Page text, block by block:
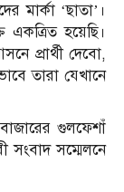
মার্কা ‘ছাতা’।
হয়েছি।
প্রার্থী দেবো,
তারা যেখানে
গুলফেশাঁ
সংবাদ সম্মেলনে